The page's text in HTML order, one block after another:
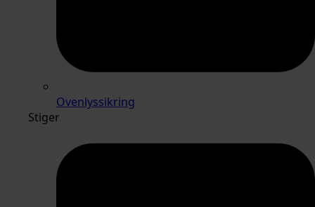
Ovenlyssikring
Stiger